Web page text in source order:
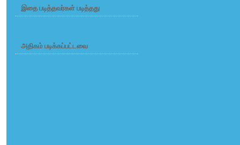
இதை படித்தவர்கள் படித்தது
அதிகம் படிக்கப்பட்டவை